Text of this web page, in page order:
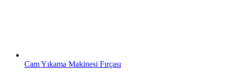
Cam Yıkama Makinesi Fırçası